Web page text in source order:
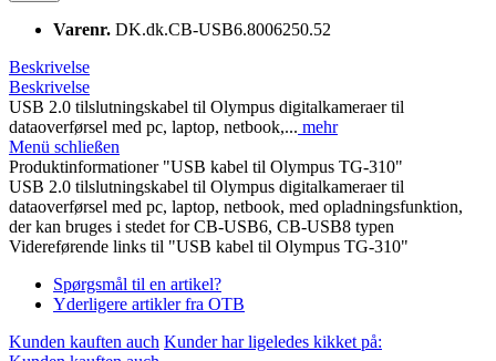
Varenr. DK.dk.CB-USB6.8006250.52
Beskrivelse
Beskrivelse
USB 2.0 tilslutningskabel til Olympus digitalkameraer til
dataoverførsel med pc, laptop, netbook,... mehr
Menü schließen
Produktinformationer "USB kabel til Olympus TG-310"
USB 2.0 tilslutningskabel til Olympus digitalkameraer til
dataoverførsel med pc, laptop, netbook, med opladningsfunktion,
der kan bruges i stedet for CB-USB6, CB-USB8 typen
Videreførende links til "USB kabel til Olympus TG-310"
Spørgsmål til en artikel?
Yderligere artikler fra OTB
Kunden kauften auch Kunder har ligeledes kikket på: